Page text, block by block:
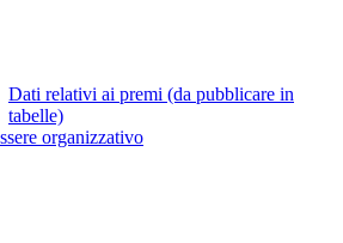
Dati relativi ai premi (da pubblicare in
tabelle)
organizzativo